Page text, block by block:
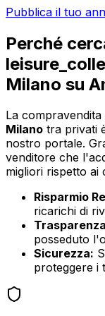
Pubblica il tuo
Perché
Milano su
La compravendita
Milano tra privati
nostro portale.
venditore che
migliori rispetto ai
Risparmio
ricarichi di
posseduto
Sicurezza:
proteggere i